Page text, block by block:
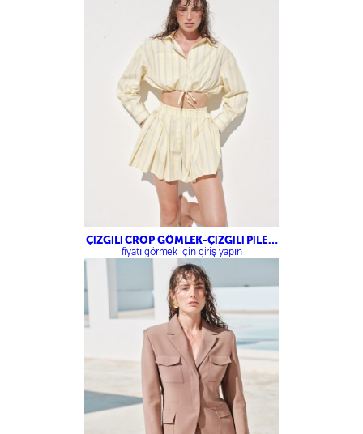
ÇİZGİLİ CROP GÖMLEK-ÇİZGİLİ PİLELİ
ŞORT ETEK
fiyatı görmek için giriş yapın